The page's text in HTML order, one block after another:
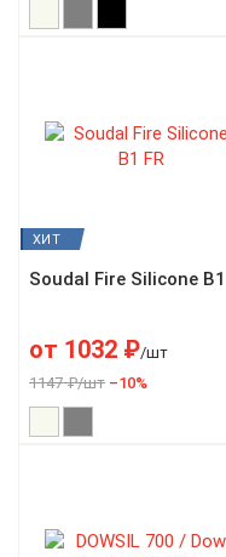
ХИТ
Soudal Fire Silicone B1
от 1032 ₽/шт
1147 ₽/шт –10%